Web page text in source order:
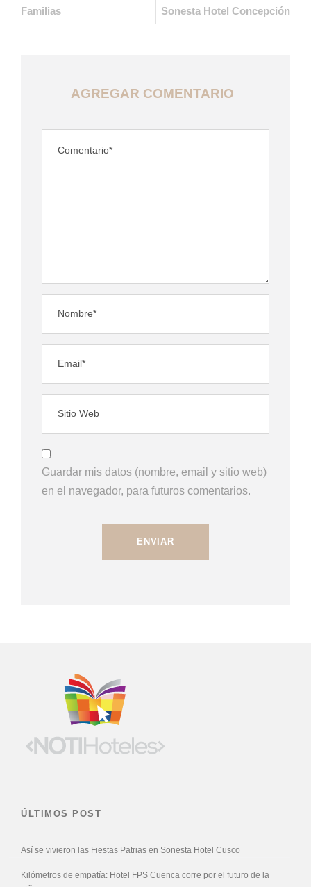
Familias
Sonesta Hotel Concepción
AGREGAR COMENTARIO
Guardar mis datos (nombre, email y sitio web)
en el navegador, para futuros comentarios.
ÚLTIMOS POST
Así se vivieron las Fiestas Patrias en Sonesta Hotel Cusco
Kilómetros de empatía: Hotel FPS Cuenca corre por el futuro de la